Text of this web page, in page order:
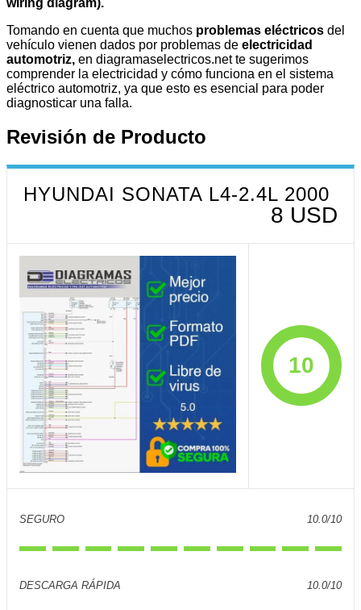
Tomando en cuenta que muchos problemas eléctricos del
vehículo vienen dados por problemas de electricidad
automotriz, en diagramaselectricos.net te sugerimos
comprender la electricidad y cómo funciona en el sistema
eléctrico automotriz, ya que esto es esencial para poder
diagnosticar una falla.
Revisión de Producto
HYUNDAI SONATA L4-2.4L 2000
8 USD
10
SEGURO 10.0/10
DESCARGA RÁPIDA 10.0/10